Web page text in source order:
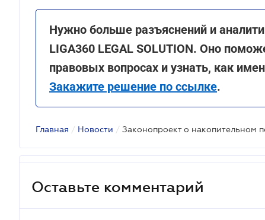
Нужно больше разъяснений и
LIGA360 LEGAL SOLUTION. Оно
правовых вопросах и узнать, как
Закажите решение по ссылке.
Главная / Новости /
Оставьте комментарий